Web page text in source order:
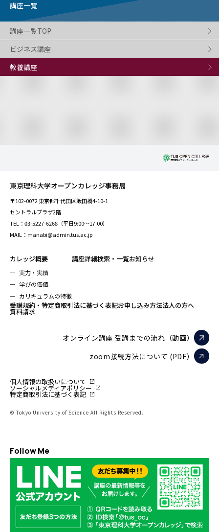
講座一覧
講座一覧TOP
ビジネス講座
教養講座
東京理科大学オープンカレッジ事務局
〒102-0072 東京都千代田区飯田橋4-10-1
セントラルプラザ2階
TEL：03-5227-6268（平日9:00～17:00）
MAIL：manabi@admin.tus.ac.jp
カレッジ概要
実力・実績
学びの価値
カリキュラムの特徴
講座詳細検索・一覧お知らせ
受講規約・特定商取引法に基づく表記お申し込み方法法人の方へ
資料請求
オンライン講座 受講までの流れ（動画）
zoom接続方法について (PDF）
個人情報の取扱いについて
ソーシャルメディアポリシー
特定商取引法に基づく表記
© Tokyo University of Science All Rights Reserved.
Follow Me